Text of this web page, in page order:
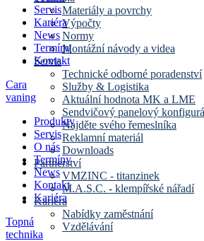
Materiály a povrchy
Výpočty
Normy
Montážní návody a videa
Servis
Technické odborné poradenství
Služby & Logistika
Aktuální hodnota MK a LME
Sendvičový panelový
Najděte svého řemeslníka
Reklamní materiál
Downloads
Partnerství
VMZINC - titanzinek
M.A.S.C. - klempířské nářadí
Kariéra
Nabídky zaměstnání
Vzdělávání
Servis
Kariéra
News
Termíny
Kontakt
Cara
vaning
Produkty
Servis
O nás
Termíny
News
Kontakt
Kariéra
Topná
technika